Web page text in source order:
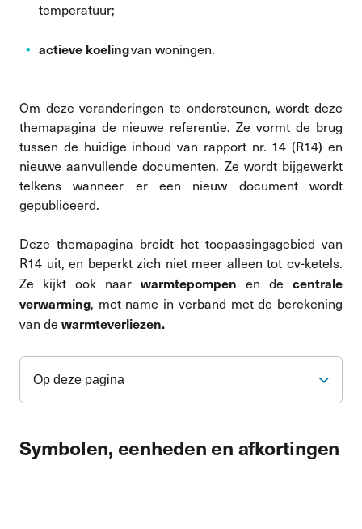
temperatuur;
actieve koelingvan woningen.
Om deze veranderingen te ondersteunen, wordt deze
themapagina de nieuwe referentie. Ze vormt de brug
tussen de huidige inhoud van rapport nr. 14 (R14) en
nieuwe aanvullende documenten. Ze wordt bijgewerkt
telkens wanneer er een nieuw document wordt
gepubliceerd.
Deze themapagina breidt het toepassingsgebied van
R14 uit, en beperkt zich niet meer alleen tot cv-ketels.
Ze kijkt ook naar warmtepompen en de centrale
verwarming, met name in verband met de berekening
van de warmteverliezen.
Op deze pagina
Symbolen, eenheden en afkortingen